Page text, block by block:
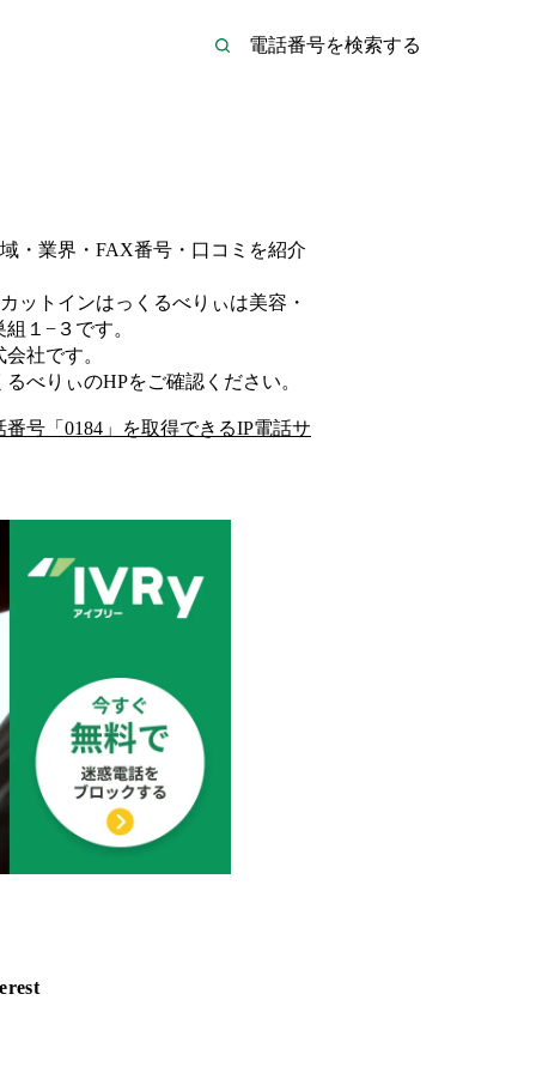
・業界・FAX番号・口コミを紹介
カットインはっくるべりぃは美容・
１−３ です。
会社です。
るべりぃのHPをご確認ください。
号「 0184 」を取得できるIP電話サ